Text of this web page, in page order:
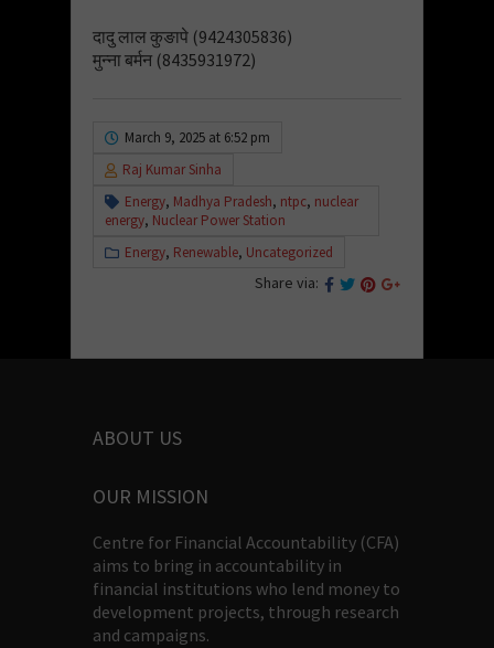
दादु लाल कुङापे (9424305836)
मुन्ना बर्मन (8435931972)
March 9, 2025 at 6:52 pm
Raj Kumar Sinha
Energy, Madhya Pradesh, ntpc, nuclear
energy, Nuclear Power Station
Energy, Renewable, Uncategorized
Share via:
ABOUT US
OUR MISSION
Centre for Financial Accountability (CFA)
aims to bring in accountability in
financial institutions who lend money to
development projects, through research
and campaigns.